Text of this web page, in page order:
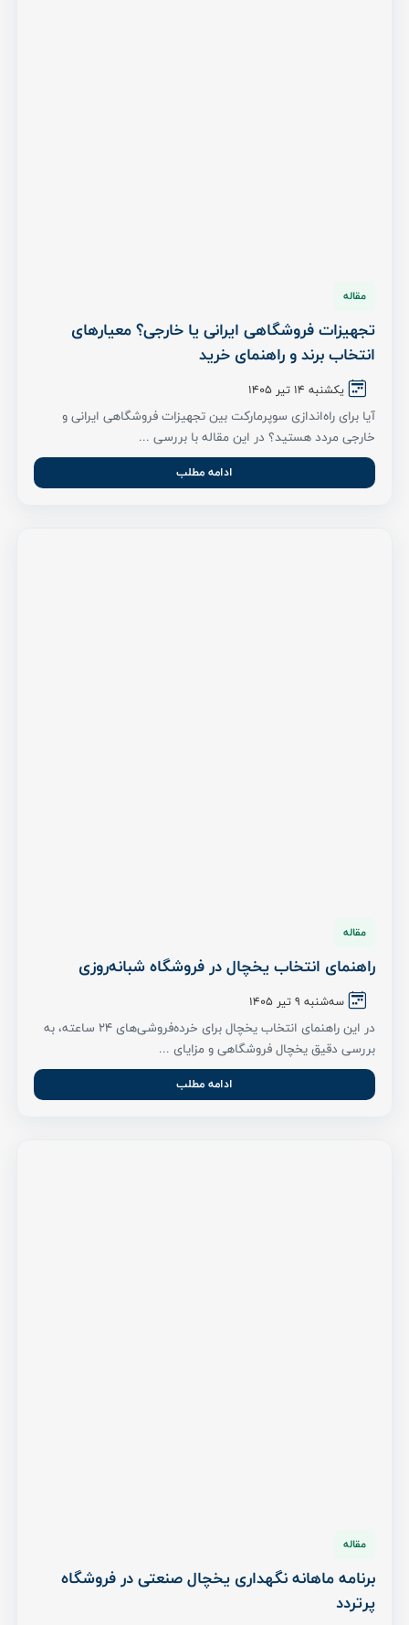
مقاله
تجهیزات فروشگاهی ایرانی یا خارجی؟ معیارهای
انتخاب برند و راهنمای خرید
یکشنبه 14 تیر ۱۴۰۵
آیا برای راه‌اندازی سوپرمارکت بین تجهیزات فروشگاهی ایرانی و
خارجی مردد هستید؟ در این مقاله با بررسی ...
ادامه مطلب
مقاله
راهنمای انتخاب یخچال در فروشگاه شبانه‌روزی
سه‌شنبه 9 تیر ۱۴۰۵
در این راهنمای انتخاب یخچال برای خرده‌فروشی‌های ۲۴ ساعته، به
بررسی دقیق یخچال فروشگاهی و مزایای ...
ادامه مطلب
مقاله
برنامه ماهانه نگهداری یخچال صنعتی در فروشگاه
پرتردد